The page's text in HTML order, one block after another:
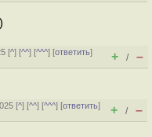
[^] [^^] [^^^] [ответить]
+ / –
[^] [^^] [^^^] [ответить]
+ / –